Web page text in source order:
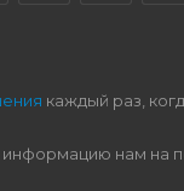
каждый раз,
нам на